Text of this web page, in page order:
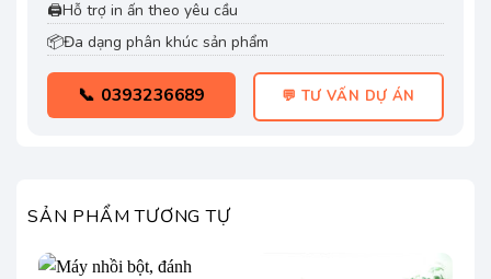
🖨️Hỗ trợ in ấn theo yêu cầu
📦Đa dạng phân khúc sản phẩm
📞 0393236689 💬 TƯ VẤN DỰ ÁN
SẢN PHẨM TƯƠNG TỰ